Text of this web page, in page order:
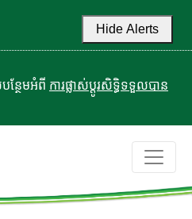
Hide Alerts
ន្ថែមអំពី ការផ្លាស់ប្តូរសិទ្ធិទទួលបាន